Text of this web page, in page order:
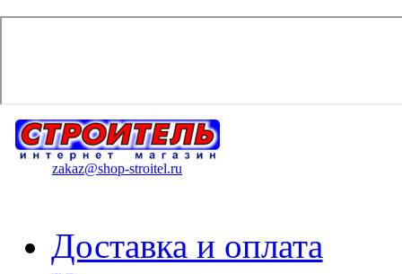
zakaz@shop-stroitel.ru
Доставка и оплата